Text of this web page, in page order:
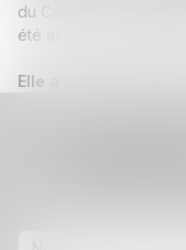
du Cabinet
été associée jusqu’en
Elle a co-fondé le